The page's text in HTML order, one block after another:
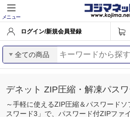
メニュー
ログイン/新規会員登録
全ての商品
デネット ZIP圧縮・解凍パス
～手軽に使えるZIP圧縮＆パスワード
スワード3」で、パスワード付ZIPファ